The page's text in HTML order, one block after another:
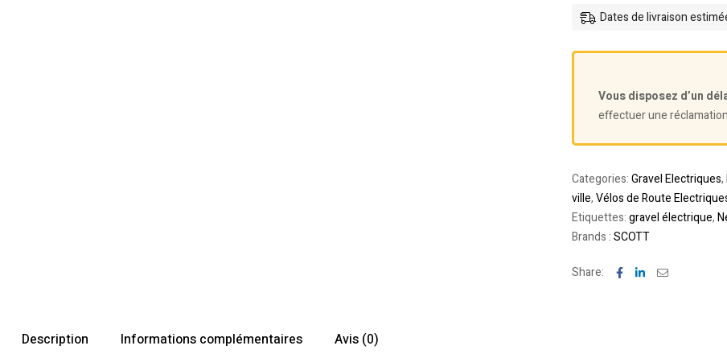
Dates de livraison
Vous disposez d’un
effectuer une
Categories:Gravel Electriques,
ville,Vélos de Route
Etiquettes:gravel électrique,
Brands :SCOTT
Share: Facebook
LinkedinEmail
Description Informations complémentaires Avis (0)